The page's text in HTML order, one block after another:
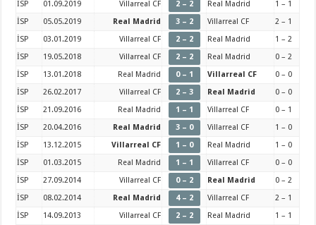
İSP 01.09.2019 Villarreal CF 2 – 2 Real Madrid
1 – 1
İSP
05.05.2019 Real Madrid 3 – 2 Villarreal CF
2 – 1
İSP
03.01.2019 Villarreal CF 2 – 2 Real Madrid
1 – 2
İSP
19.05.2018 Villarreal CF 2 – 2 Real Madrid
0 – 2
İSP
13.01.2018 Real Madrid 0 – 1 Villarreal CF
0 – 0
İSP
26.02.2017 Villarreal CF 2 – 3 Real Madrid
0 – 0
İSP
21.09.2016 Real Madrid 1 – 1 Villarreal CF
0 – 1
İSP
20.04.2016 Real Madrid 3 – 0 Villarreal CF
1 – 0
İSP
13.12.2015 Villarreal CF 1 – 0 Real Madrid
1 – 0
İSP
01.03.2015 Real Madrid 1 – 1 Villarreal CF
0 – 0
İSP
27.09.2014 Villarreal CF 0 – 2 Real Madrid
0 – 2
İSP
08.02.2014 Real Madrid 4 – 2 Villarreal CF
2 – 1
İSP
14.09.2013 Villarreal CF 2 – 2 Real Madrid 1 – 1